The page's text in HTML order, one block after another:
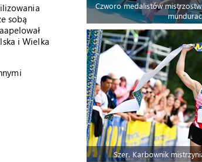
sobą
i Wielka
Czworo medalistów
Szer. Karbownik